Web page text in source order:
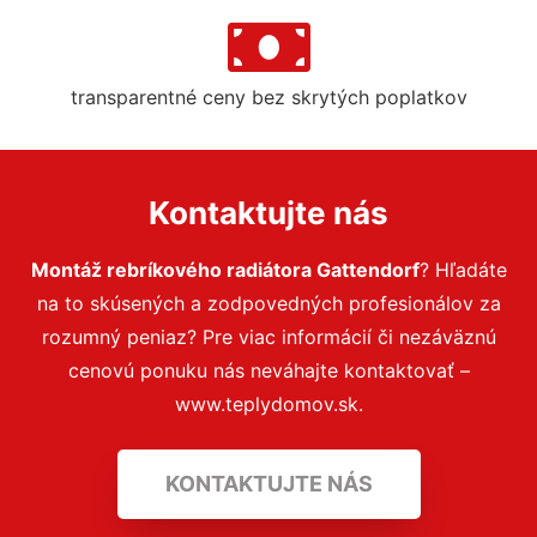
transparentné ceny bez skrytých poplatkov
Kontaktujte nás
Montáž rebríkového radiátora Gattendorf? Hľadáte
na to skúsených a zodpovedných profesionálov za
rozumný peniaz? Pre viac informácií či nezáväznú
cenovú ponuku nás neváhajte kontaktovať –
www.teplydomov.sk.
KONTAKTUJTE NÁS